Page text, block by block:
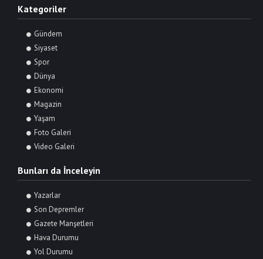
Kategoriler
Gündem
Siyaset
Spor
Dünya
Ekonomi
Magazin
Yaşam
Foto Galeri
Video Galeri
Bunları da İnceleyin
Yazarlar
Son Depremler
Gazete Manşetleri
Hava Durumu
Yol Durumu